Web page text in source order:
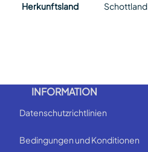
Herkunftsland
Schottland
INFORMATION
Datenschutzrichtlinien
Bedingungen und Konditionen